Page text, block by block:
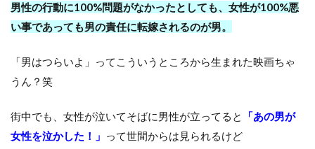
男性の行動に100%問題がなかったとしても、女性が100%悪
い事であっても男の責任に転嫁されるのが男。
「男はつらいよ」ってこういうところから生まれた映画ちゃ
うん？笑
街中でも、女性が泣いてそばに男性が立ってると
「あの男が
女性を泣かした！」 って世間からは見られるけど